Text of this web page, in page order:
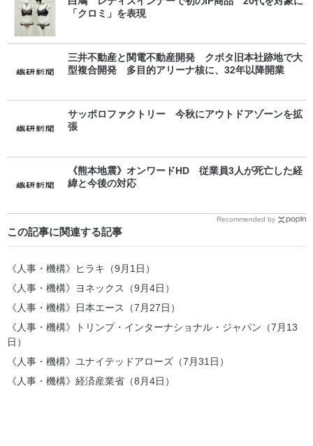
「クロミ」を表現
三井不動産と関電不動産開発 クボタ旧本社跡地で大
型複合開発 多目的アリーナ核に、32年以降開業
サッポロファクトリー 今秋にアウトドアゾーンを拡
張
《熊本地震》オンワードHD 従業員3人が死亡した経
緯と今後の対応
Recommended by
この記事に関連する記事
《人事・機構》ヒラキ（9月1日）
《人事・機構》ヨネックス（9月4日）
《人事・機構》日本エース（7月27日）
《人事・機構》トリンプ・インターナショナル・ジャパン（7月13
日）
《人事・機構》ユナイテッドアローズ（7月31日）
《人事・機構》経済産業省（8月4日）